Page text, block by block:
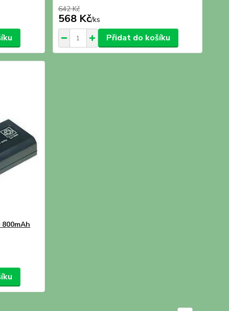
642 Kč
568 Kč/ks
Přidat do košíku